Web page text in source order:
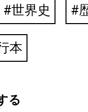
世界史
本
る